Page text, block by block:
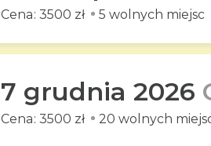
3500 zł 5 wolnych miejsc
7 grudnia 2026
3500 zł 20 wolnych